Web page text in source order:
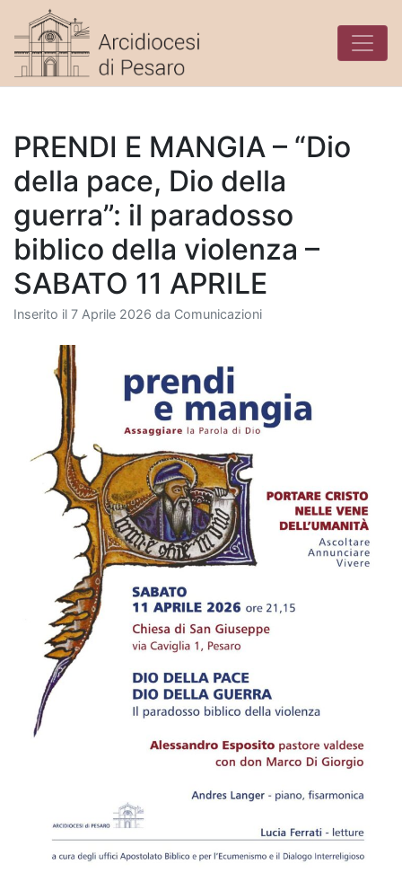
content
PRENDI E MANGIA – “Dio
della pace, Dio della
guerra”: il paradosso
biblico della violenza –
SABATO 11 APRILE
Inserito il 7 Aprile 2026 da Comunicazioni